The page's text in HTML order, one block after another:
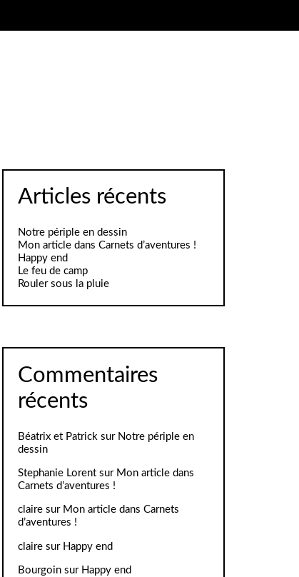
Articles récents
Notre périple en dessin
Mon article dans Carnets d’aventures !
Happy end
Le feu de camp
Rouler sous la pluie
Commentaires
récents
Béatrix et Patrick sur Notre périple en
dessin
Stephanie Lorentsur Mon article dans
Carnets d’aventures !
clairesur Mon article dans Carnets
d’aventures !
clairesur Happy end
Bourgoinsur Happy end